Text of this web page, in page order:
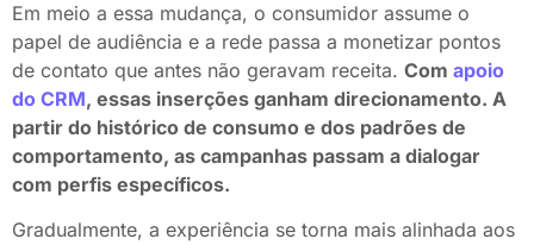
Em meio a essa mudança, o consumidor assume o
papel de audiência e a rede passa a monetizar pontos
de contato que antes não geravam receita. Com apoio
do CRM, essas inserções ganham direcionamento. A
partir do histórico de consumo e dos padrões de
comportamento, as campanhas passam a dialogar
com perfis específicos.
Gradualmente, a experiência se torna mais alinhada aos